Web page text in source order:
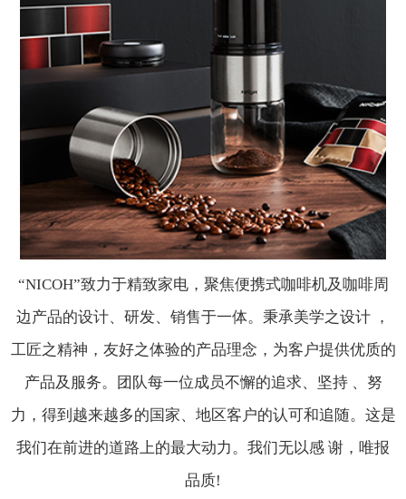
“NICOH”致力于精致家电，聚焦便携式咖啡机及咖啡周
边产品的设计、研发、销售于一体。秉承美学之设计 ，
工匠之精神，友好之体验的产品理念，为客户提供优质的
产品及服务。团队每一位成员不懈的追求、坚持 、努
力，得到越来越多的国家、地区客户的认可和追随。这是
我们在前进的道路上的最大动力。我们无以感 谢，唯报
品质!